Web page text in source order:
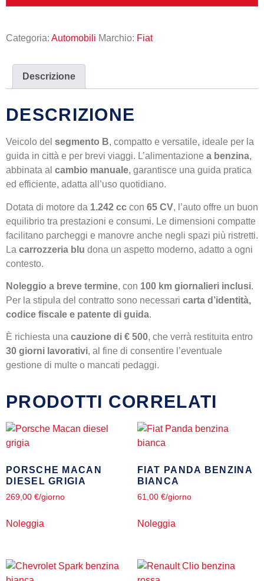
Categoria: Automobili Marchio: Fiat
Descrizione
DESCRIZIONE
Veicolo del segmento B, compatto e versatile, ideale per la
guida in città e per brevi viaggi. L’alimentazione a benzina,
abbinata al cambio manuale, garantisce una guida pratica
ed efficiente, adatta all’uso quotidiano.
Dotata di motore da 1.242 cc con 65 CV, l’auto offre un buon
equilibrio tra prestazioni e consumi. Le dimensioni compatte
facilitano parcheggi e manovre anche negli spazi più ristretti.
La carrozzeria blu dona un aspetto moderno, adatto a ogni
contesto.
Noleggio a breve termine, con 100 km giornalieri inclusi.
Per la stipula del contratto sono necessari carta d’identità,
codice fiscale e patente di guida.
È richiesta una cauzione di € 500, che verrà restituita entro
30 giorni lavorativi, al fine di consentire l’eventuale
gestione di multe o mancati pedaggi.
PRODOTTI CORRELATI
PORSCHE MACAN
DIESEL GRIGIA
269,00 €/giorno
Noleggia
FIAT PANDA BENZINA
BIANCA
61,00 €/giorno
Noleggia